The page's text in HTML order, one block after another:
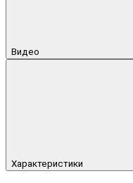
Видео
Характеристики